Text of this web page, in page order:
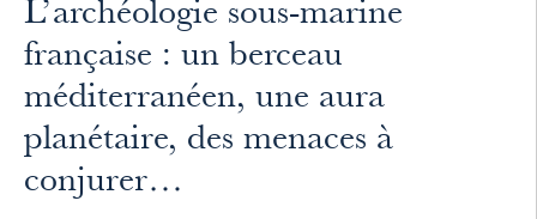
L’archéologie sous-marine
française : un berceau
méditerranéen, une aura
planétaire, des menaces à
conjurer…